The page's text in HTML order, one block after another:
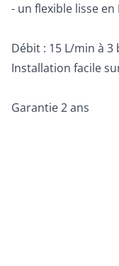
- un flexible lisse en
Débit : 15 L/min à 3
Installation facile
Garantie 2 ans